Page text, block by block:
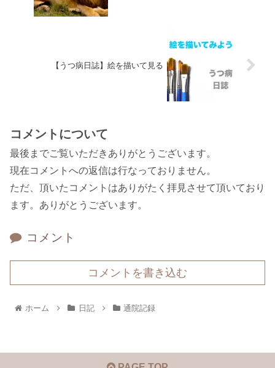
【うつ病日誌】絵を描いて見る
コメントについて
最後までご覧いただきありがとうございます。
現在コメントへの返信は行なっておりません。
ただ、頂いたコメントはありがたく拝見させて頂いており
ます。ありがとうございます。
コメント
コメントを書き込む
ホーム 日記 通院記録